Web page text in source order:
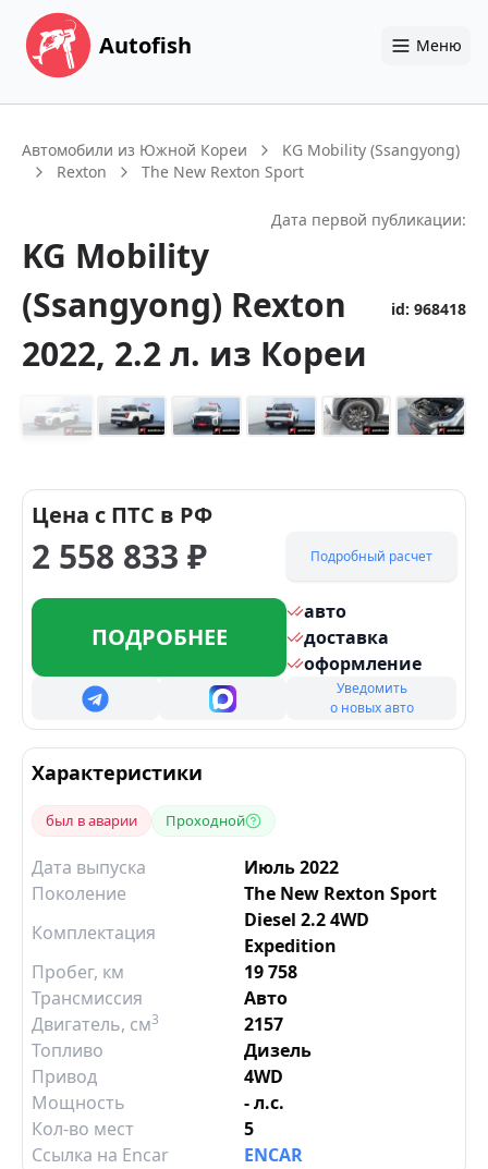
Autofish Меню
Автомобили из Южной Кореи
KG Mobility (Ssangyong)
Rexton
The New Rexton Sport
Дата первой публикации:
KG Mobility
(Ssangyong) Rexton
2022, 2.2 л. из Кореи
id: 968418
Цена с ПТС в РФ
2 558 833 ₽ Подробный расчет
ПОДРОБНЕЕ
авто
доставка
оформление
Уведомить
о новых авто
Характеристики
был в аварии Проходной
Дата выпуска
Июль 2022
Поколение
The New Rexton Sport
Комплектация
Diesel 2.2 4WD
Expedition
Пробег, км
19 758
Трансмиссия
Авто
Двигатель, см3
2157
Топливо
Дизель
Привод
4WD
Мощность
- л.с.
Кол-во мест
5
Ссылка на Encar
ENCAR